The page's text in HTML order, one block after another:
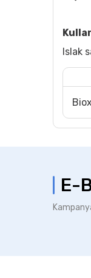
Islak
E-